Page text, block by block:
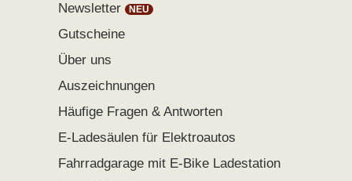
Newsletter
Gutscheine
Über uns
Auszeichnungen
Häufige Fragen & Antworten
E-Ladesäulen für Elektroautos
Fahrradgarage mit E-Bike Ladestation